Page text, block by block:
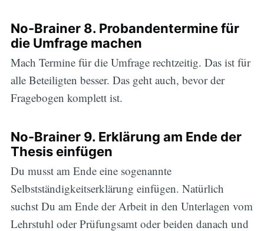
No-Brainer 8. Probandentermine für
die Umfrage machen
Mach Termine für die Umfrage rechtzeitig. Das ist für
alle Beteiligten besser. Das geht auch, bevor der
Fragebogen komplett ist.
No-Brainer 9. Erklärung am Ende der
Thesis einfügen
Du musst am Ende eine sogenannte
Selbstständigkeitserklärung einfügen. Natürlich
suchst Du am Ende der Arbeit in den Unterlagen vom
Lehrstuhl oder Prüfungsamt oder beiden danach und